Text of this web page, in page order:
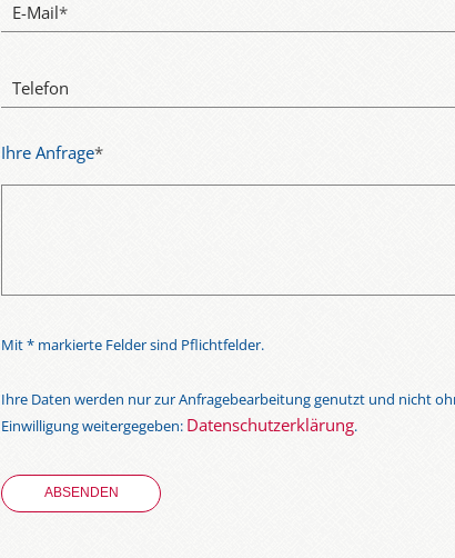
E-Mail*
Telefon
Ihre Anfrage*
Mit * markierte Felder sind Pflichtfelder.
Ihre Daten werden nur zur Anfragebearbeitung genutzt und nicht
Einwilligung weitergegeben: Datenschutzerklärung.